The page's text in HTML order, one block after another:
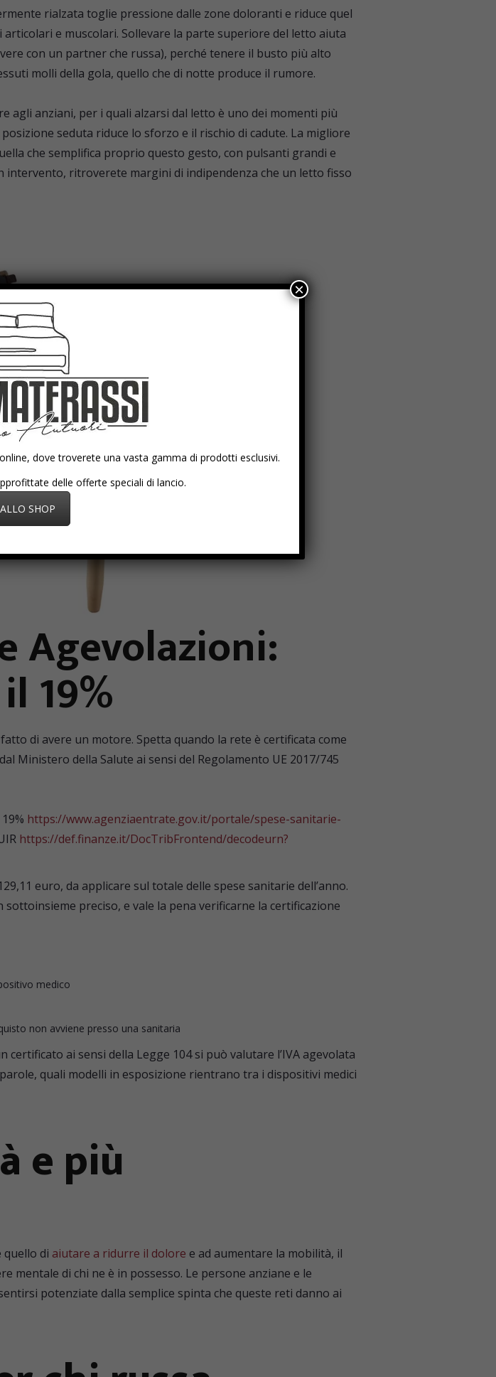
rialzata toglie pressione dalle zone doloranti e riduce quel
e muscolari. Sollevare la parte superiore del letto aiuta
con un partner che russa), perché tenere il busto più alto
molli della gola, quello che di notte produce il rumore.
agli anziani, per i quali alzarsi dal letto è uno dei momenti più
seduta riduce lo sforzo e il rischio di cadute. La migliore
che semplifica proprio questo gesto, con pulsanti grandi e
intervento, ritroverete margini di indipendenza che un letto fisso
Agevolazioni:
19%
di avere un motore. Spetta quando la rete è certificata come
Ministero della Salute ai sensi del Regolamento UE 2017/745
https://www.agenziaentrate.gov.it/portale/spese-sanitarie-
https://def.finanze.it/DocTribFrontend/decodeurn?
euro, da applicare sul totale delle spese sanitarie dell’anno.
preciso, e vale la pena verificarne la certificazione
medico
non avviene presso una sanitaria
ai sensi della Legge 104 si può valutare l’IVA agevolata
quali modelli in esposizione rientrano tra i dispositivi medici
e più
di aiutare a ridurre il dolore e ad aumentare la mobilità, il
mentale di chi ne è in possesso. Le persone anziane e le
potenziate dalla semplice spinta che queste reti danno ai
dove troverete una vasta gamma di prodotti esclusivi.
delle offerte speciali di lancio.
SHOP
×